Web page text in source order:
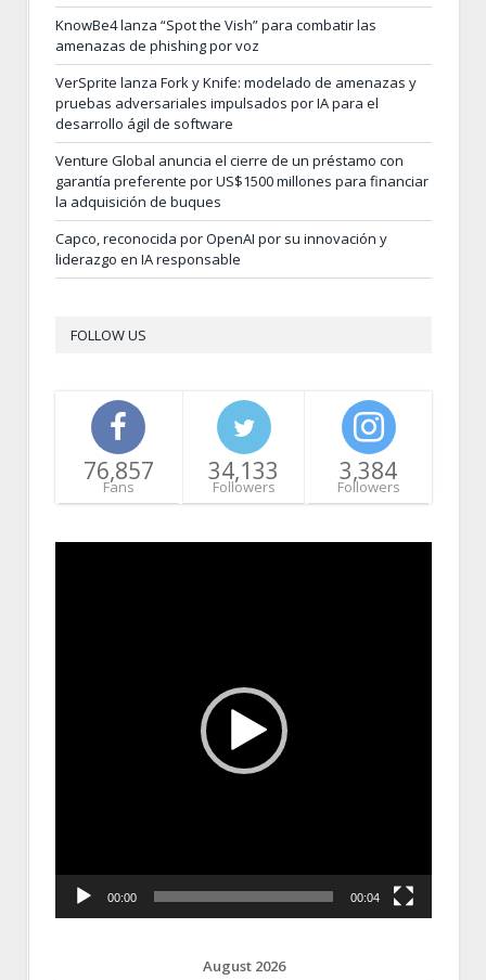
KnowBe4 lanza “Spot the Vish” para combatir las
amenazas de phishing por voz
VerSprite lanza Fork y Knife: modelado de amenazas y
pruebas adversariales impulsados por IA para el
desarrollo ágil de software
Venture Global anuncia el cierre de un préstamo con
garantía preferente por US$1500 millones para financiar
la adquisición de buques
Capco, reconocida por OpenAI por su innovación y
liderazgo en IA responsable
FOLLOW US
76,857
Fans
34,133
Followers
3,384
Followers
00:00 00:04
August 2026